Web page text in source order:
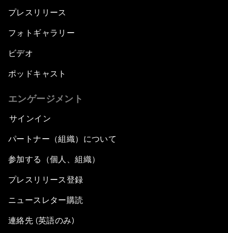
プレスリリース
フォトギャラリー
ビデオ
ポッドキャスト
エンゲージメント
サインイン
パートナー（組織）について
参加する（個人、組織）
プレスリリース登録
ニュースレター購読
連絡先 (英語のみ)